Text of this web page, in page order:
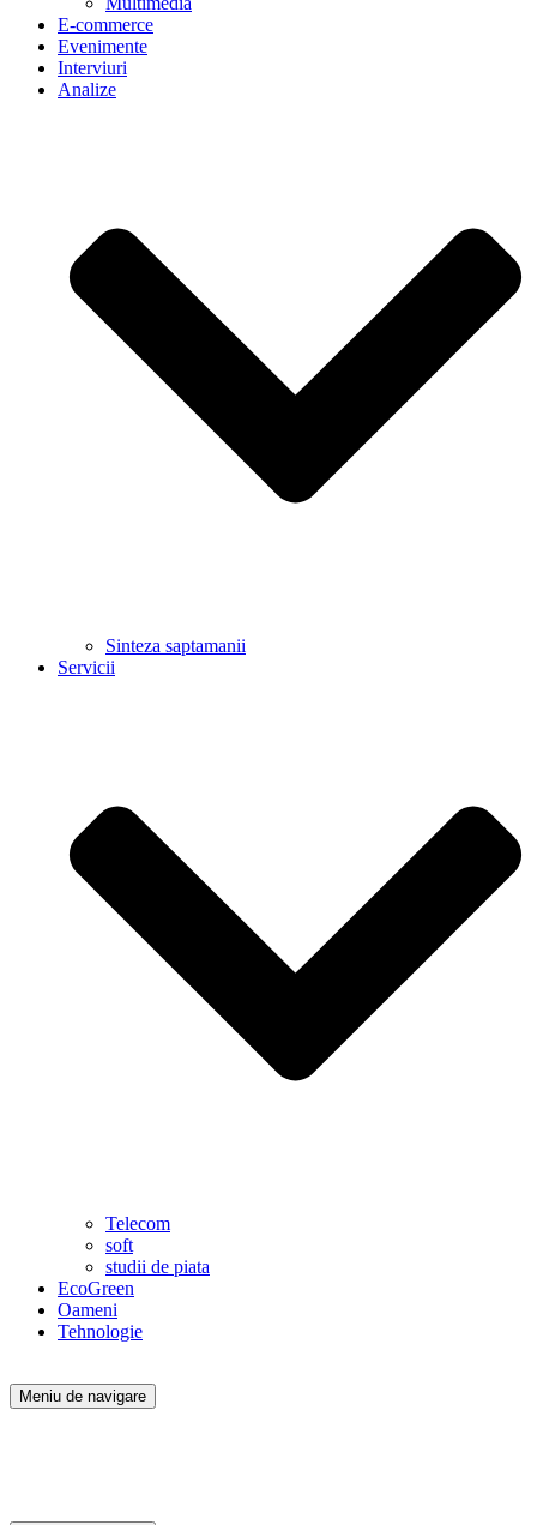
E-commerce
Evenimente
Interviuri
Analize
Sinteza saptamanii
Servicii
Telecom
soft
studii de piata
EcoGreen
Oameni
Tehnologie
Meniu de navigare